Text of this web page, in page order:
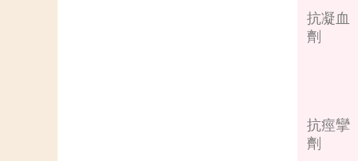
抗凝血
劑
抗痙攣
劑